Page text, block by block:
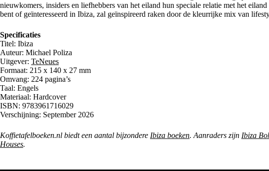
nieuwkomers, insiders en liefhebbers van het eiland hun speciale relatie met het
bent of geïnteresseerd in Ibiza, zal geïnspireerd raken door de kleurrijke mix van
Specificaties
Titel: Ibiza
Auteur: Michael Poliza
Uitgever: TeNeues
Formaat: 215 x 140 x 27 mm
Omvang: 224 pagina’s
Taal: Engels
Materiaal: Hardcover
ISBN: 9783961716029
Verschijning: September 2026
Koffietafelboeken.nl biedt een aantal bijzondere Ibiza boeken. Aanraders zijn Ibiza
Houses.